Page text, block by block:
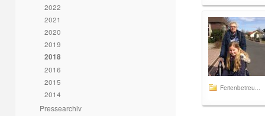
2022
2021
2020
2019
2018
2016
2015
2014
Pressearchiv
Ferienbetreu...